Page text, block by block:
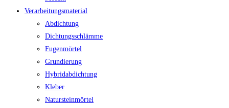
Verarbeitungsmaterial
Abdichtung
Dichtungsschlämme
Fugenmörtel
Grundierung
Hybridabdichtung
Kleber
Natursteinmörtel